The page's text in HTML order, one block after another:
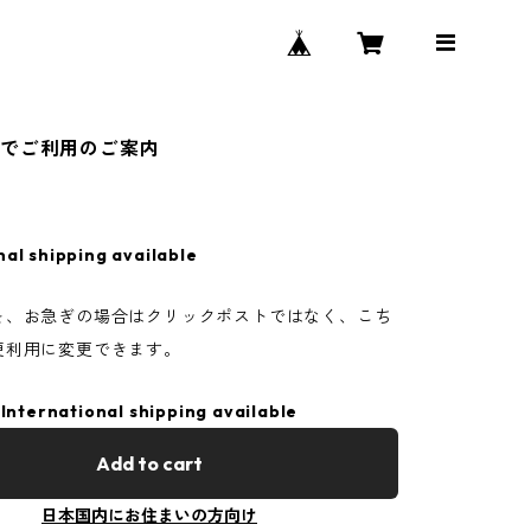
ご利用のご案内
shipping available
お急ぎの場合はクリックポストではなく、こち
用に変更できます。
International shipping available
Add to cart
日本国内にお住まいの方向け